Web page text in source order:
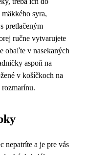
syra,
pretlačeným
ručne vytvarujete
obaľte v nasekaných
aspoň na
v košíčkoch na
rozmarínu.
nepatríte a je pre vás